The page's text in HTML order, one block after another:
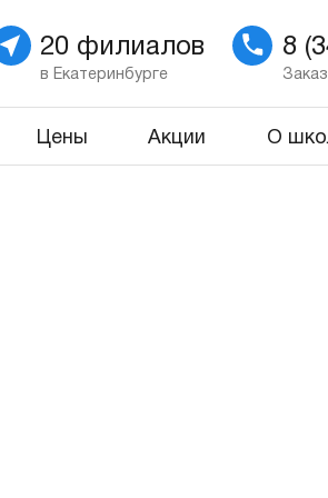
20 филиалов
в Екатеринбурге
8
Цены Акции О